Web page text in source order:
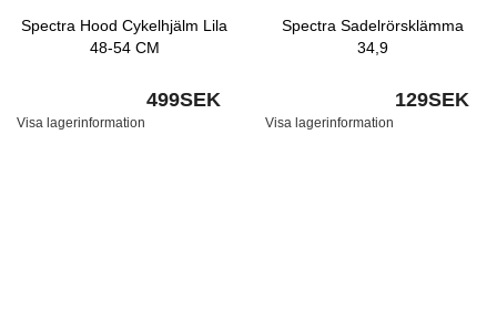
Spectra Hood Cykelhjälm Lila
48-54 CM
499SEK
Visa lagerinformation
Spectra Sadelrörsklämma
34,9
129SEK
Visa lagerinformation